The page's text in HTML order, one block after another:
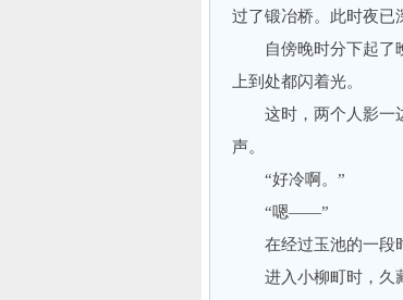
过了锻冶桥。此时夜已
自傍晚时分下起了晚
上到处都闪着光。
这时，两个人影一边
声。
“好冷啊。”
“嗯——”
在经过玉池的一段时
进入小柳町时，久藏